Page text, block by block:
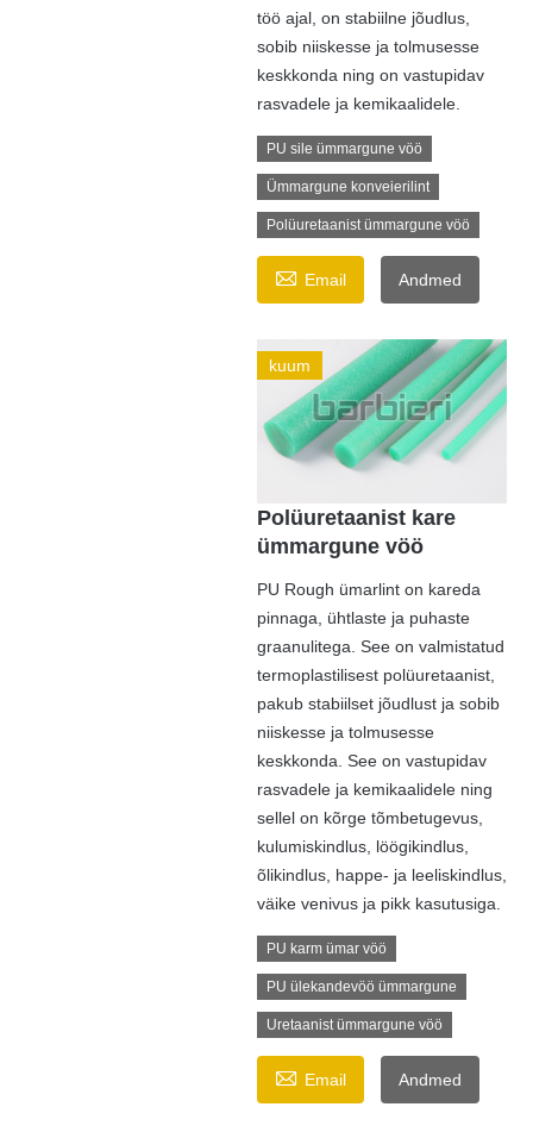
töö ajal, on stabiilne jõudlus,
sobib niiskesse ja tolmusesse
keskkonda ning on vastupidav
rasvadele ja kemikaalidele.
PU sile ümmargune vöö
Ümmargune konveierilint
Polüuretaanist ümmargune vöö
 Email Andmed
kuum
Polüuretaanist kare
ümmargune vöö
PU Rough ümarlint on kareda
pinnaga, ühtlaste ja puhaste
graanulitega. See on valmistatud
termoplastilisest polüuretaanist,
pakub stabiilset jõudlust ja sobib
niiskesse ja tolmusesse
keskkonda. See on vastupidav
rasvadele ja kemikaalidele ning
sellel on kõrge tõmbetugevus,
kulumiskindlus, löögikindlus,
õlikindlus, happe- ja leeliskindlus,
väike venivus ja pikk kasutusiga.
PU karm ümar vöö
PU ülekandevöö ümmargune
Uretaanist ümmargune vöö
 Email Andmed